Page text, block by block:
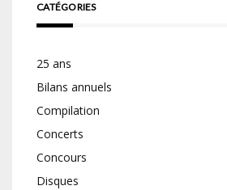
CATÉGORIES
25 ans
Bilans annuels
Compilation
Concerts
Concours
Disques